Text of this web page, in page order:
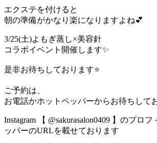
エクステを付けると
朝の準備がかなり楽になりますよね💕︎
3/25(土)よもぎ蒸し×美容針
コラボイベント開催します✨
是非お待ちしております⭐️
ご予約は、
お電話かホットペッパーからお待ちして
Instagram 【 @sakurasalon0409 】のプロ
ッパーのURLを載せております